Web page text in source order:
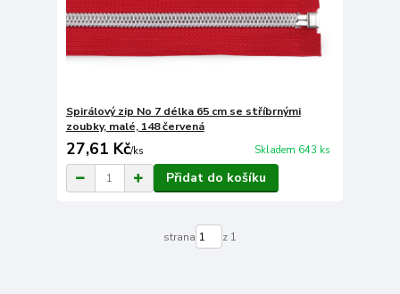
Spirálový zip No 7 délka 65 cm se stříbrnými
zoubky, malé, 148 červená
27,61 Kč/ks Skladem 643 ks
Přidat do košíku
strana z 1